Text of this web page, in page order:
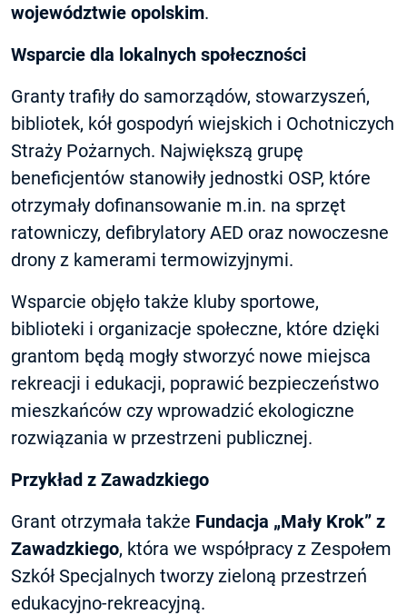
województwie opolskim.
Wsparcie dla lokalnych społeczności
Granty trafiły do samorządów, stowarzyszeń,
bibliotek, kół gospodyń wiejskich i Ochotniczych
Straży Pożarnych. Największą grupę
beneficjentów stanowiły jednostki OSP, które
otrzymały dofinansowanie m.in. na sprzęt
ratowniczy, defibrylatory AED oraz nowoczesne
drony z kamerami termowizyjnymi.
Wsparcie objęło także kluby sportowe,
biblioteki i organizacje społeczne, które dzięki
grantom będą mogły stworzyć nowe miejsca
rekreacji i edukacji, poprawić bezpieczeństwo
mieszkańców czy wprowadzić ekologiczne
rozwiązania w przestrzeni publicznej.
Przykład z Zawadzkiego
Grant otrzymała także Fundacja „Mały Krok” z
Zawadzkiego, która we współpracy z Zespołem
Szkół Specjalnych tworzy zieloną przestrzeń
edukacyjno-rekreacyjną.